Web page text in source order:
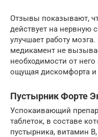
Отзывы показывают,
действует на нервную
улучшает работу
медикамент не
необходимости от
ощущая дискомфорта и
Пустырник Форте
Успокаивающий
таблеток, в составе
пустырника, витамин